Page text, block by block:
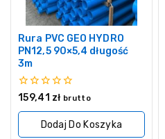
Rura PVC GEO HYDRO
PN12,5 90×5,4 długość
3m
0
5
159,41 zł brutto
Dodaj Do Koszyka